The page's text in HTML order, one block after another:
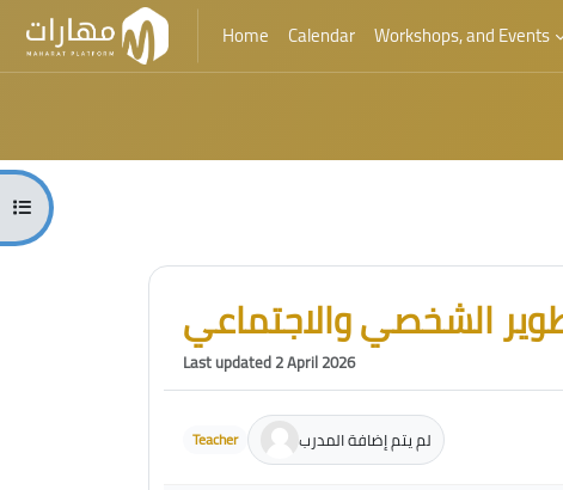
Home Calendar Workshops, and Events
Open course index
Blocks
Skip [Cocoon] Course Intro
الشخصي والاجتماعي
Last updated 2 April 2026
Teacher لم يتم إضافة المدرب